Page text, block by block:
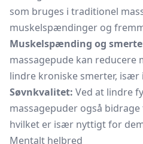
som bruges i traditionel
muskelspændinger og
Muskelspænding og
massagepude kan
lindre kroniske smerter, især
Søvnkvalitet: Ved at lindre
massagepuder også
hvilket er især nyttigt for
Mentalt helbred